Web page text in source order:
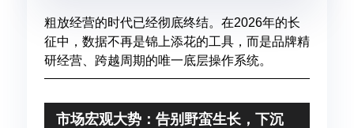
粗放经营的时代已经彻底终结。在2026年的长
征中，数据不再是锦上添花的工具，而是品牌精
研经营、跨越周期的唯一底层操作系统。
市场宏观大势：告别野蛮生长，下沉